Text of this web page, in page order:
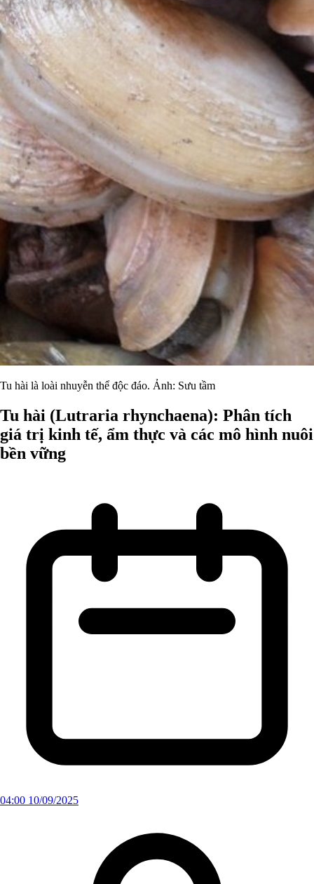
Tu hài là loài nhuyễn thể độc đáo. Ảnh: Sưu tầm
Tu hài (Lutraria rhynchaena): Phân tích
giá trị kinh tế, ẩm thực và các mô hình nuôi
bền vững
04:00 10/09/2025